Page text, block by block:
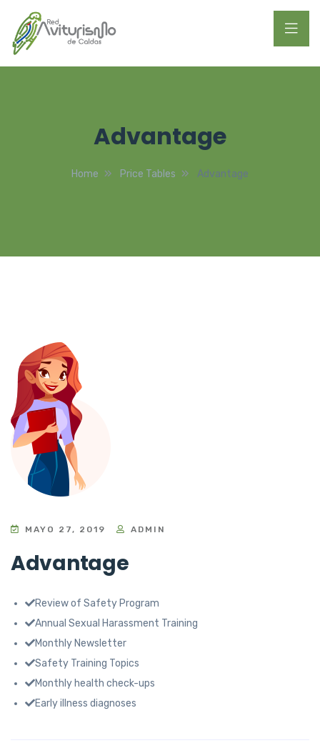
Advantage
Home Price Tables Advantage
MAYO 27, 2019 ADMIN
Advantage
Review of Safety Program
Annual Sexual Harassment Training
Monthly Newsletter
Safety Training Topics
Monthly health check-ups
Early illness diagnoses